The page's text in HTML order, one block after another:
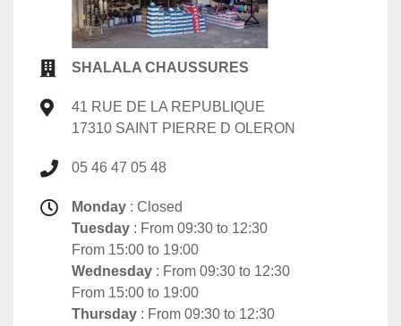
SHALALA CHAUSSURES
41 RUE DE LA REPUBLIQUE
17310 SAINT PIERRE D OLERON
05 46 47 05 48
Monday : Closed
Tuesday : From 09:30 to 12:30
From 15:00 to 19:00
Wednesday : From 09:30 to 12:30
From 15:00 to 19:00
Thursday : From 09:30 to 12:30